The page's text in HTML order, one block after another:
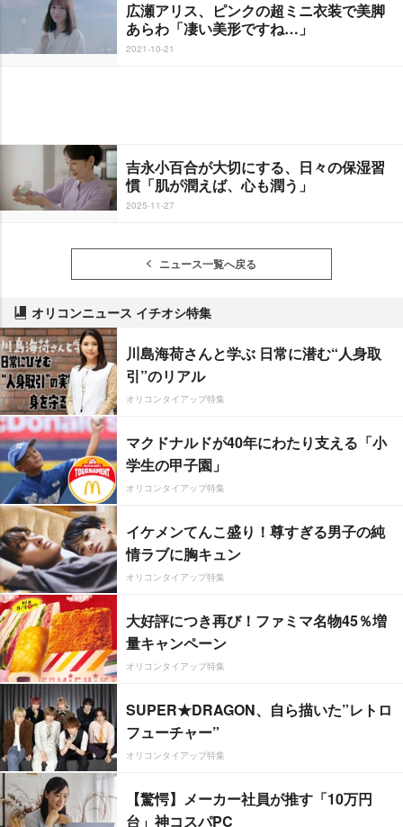
広瀬アリス、ピンクの超ミニ衣装で美脚
あらわ「凄い美形ですね…」
2021-10-21
吉永小百合が大切にする、日々の保湿習
慣「肌が潤えば、心も潤う」
2025-11-27
ニュース一覧へ戻る
オリコンニュース イチオシ特集
川島海荷さんと学ぶ 日常に潜む“人身取
引”のリアル
オリコンタイアップ特集
マクドナルドが40年にわたり支える「小
学生の甲子園」
オリコンタイアップ特集
イケメンてんこ盛り！尊すぎる男子の純
情ラブに胸キュン
オリコンタイアップ特集
大好評につき再び！ファミマ名物45％増
量キャンペーン
オリコンタイアップ特集
SUPER★DRAGON、自ら描いた”レトロ
フューチャー”
オリコンタイアップ特集
【驚愕】メーカー社員が推す「10万円
台」神コスパPC